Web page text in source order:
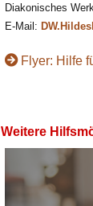
Diakonisches
E-Mail:
Flyer: Hilfe
Weitere